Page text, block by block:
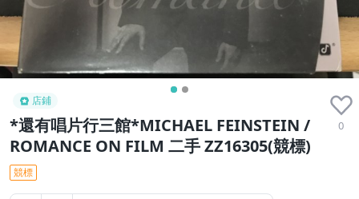
店鋪
*還有唱片行三館*MICHAEL FEINSTEIN /
ROMANCE ON FILM 二手 ZZ16305(競標)
0
競標